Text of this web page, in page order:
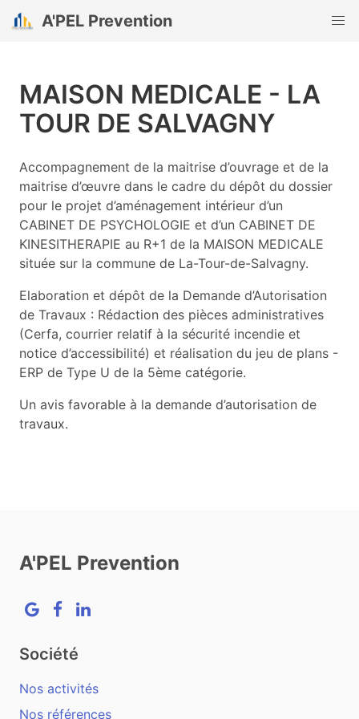
A'PEL Prevention
MAISON MEDICALE - LA
TOUR DE SALVAGNY
Accompagnement de la maitrise d’ouvrage et de la
maitrise d’œuvre dans le cadre du dépôt du dossier
pour le projet d’aménagement intérieur d’un
CABINET DE PSYCHOLOGIE et d’un CABINET DE
KINESITHERAPIE au R+1 de la MAISON MEDICALE
située sur la commune de La-Tour-de-Salvagny.
Elaboration et dépôt de la Demande d’Autorisation
de Travaux : Rédaction des pièces administratives
(Cerfa, courrier relatif à la sécurité incendie et
notice d’accessibilité) et réalisation du jeu de plans -
ERP de Type U de la 5ème catégorie.
Un avis favorable à la demande d’autorisation de
travaux.
A'PEL Prevention
GoogleFacebook
LinkedIn
Société
Nos activités
Nos références